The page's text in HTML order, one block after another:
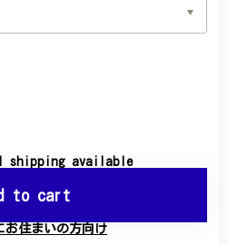
shipping available
to cart
お住まいの方向け